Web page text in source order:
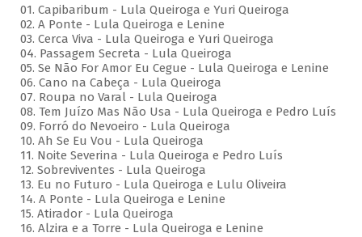
01. Capibaribum - Lula Queiroga e Yuri Queiroga
02. A Ponte - Lula Queiroga e Lenine
03. Cerca Viva - Lula Queiroga e Yuri Queiroga
04. Passagem Secreta - Lula Queiroga
05. Se Não For Amor Eu Cegue - Lula Queiroga e Lenine
06. Cano na Cabeça - Lula Queiroga
07. Roupa no Varal - Lula Queiroga
08. Tem Juízo Mas Não Usa - Lula Queiroga e Pedro Luís
09. Forró do Nevoeiro - Lula Queiroga
10. Ah Se Eu Vou - Lula Queiroga
11. Noite Severina - Lula Queiroga e Pedro Luís
12. Sobreviventes - Lula Queiroga
13. Eu no Futuro - Lula Queiroga e Lulu Oliveira
14. A Ponte - Lula Queiroga e Lenine
15. Atirador - Lula Queiroga
16. Alzira e a Torre - Lula Queiroga e Lenine